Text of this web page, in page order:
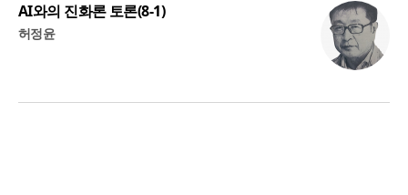
AI와의 진화론 토론(8-1)
허정윤